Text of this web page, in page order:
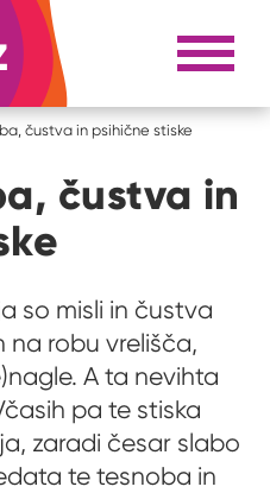
#to sem jaz Razpri
čustva in psihične stiske
čustva in
so misli in čustva
na robu vrelišča,
A ta nevihta
pa te stiska
zaradi česar slabo
te tesnoba in